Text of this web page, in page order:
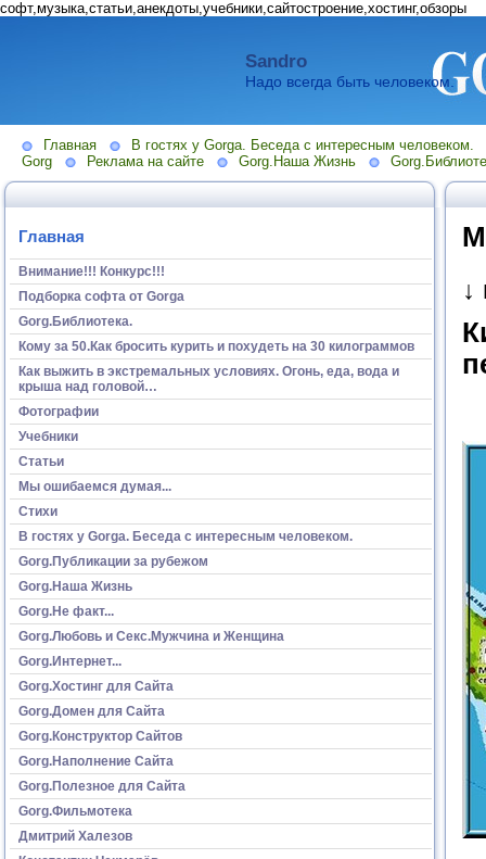
софт,музыка,статьи,анекдоты,учебники,сайтостроение,хостинг,обзоры
Sandro
Надо всегда быть человеком.
Главная
В гостях у Gorga. Беседа с интересным человеком.
Gorg
Реклама на сайте Gorg.Наша Жизнь
Главная
Внимание!!! Конкурс!!!
Подборка софта от Gorga
Gorg.Библиотека.
Кому за 50.Как бросить курить и похудеть на 30 килограммов
Как выжить в экстремальных условиях. Огонь, еда, вода и
крыша над головой…
Фотографии
Учебники
Статьи
Мы ошибаемся думая...
Стихи
В гостях у Gorga. Беседа с интересным человеком.
Gorg.Публикации за рубежом
Gorg.Наша Жизнь
Gorg.Не факт...
Gorg.Любовь и Секс.Мужчина и Женщина
Gorg.Интернет...
Gorg.Хостинг для Сайта
Gorg.Домен для Сайта
Gorg.Конструктор Сайтов
Gorg.Наполнение Сайта
Gorg.Полезное для Сайта
Gorg.Фильмотека
Дмитрий Халезов